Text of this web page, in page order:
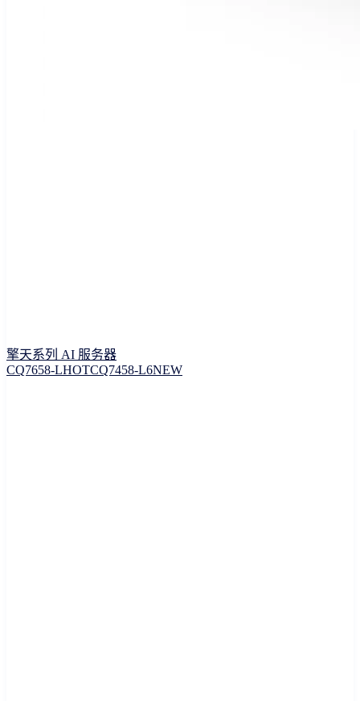
擎天系列 AI 服务器
CQ7658-LHOTCQ7458-L6NEW